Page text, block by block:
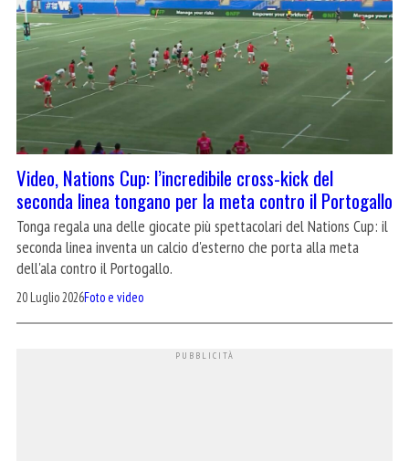
Video, Nations Cup: l’incredibile cross-kick del
seconda linea tongano per la meta contro il Portogallo
Tonga regala una delle giocate più spettacolari del Nations Cup: il
seconda linea inventa un calcio d'esterno che porta alla meta
dell'ala contro il Portogallo.
20 Luglio 2026Foto e video